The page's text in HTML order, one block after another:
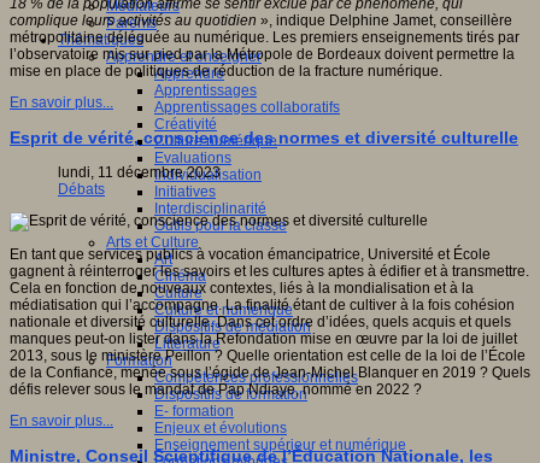
Médiateurs
Parents
Thématiques
Apprendre et enseigner
Apprendre
Apprentissages
Apprentissages collaboratifs
Créativité
Culture numérique
Evaluations
Individualisation
Initiatives
Interdisciplinarité
Outils pour la classe
Arts et Culture
Art
Cinéma
Culture
Culture et numérique
Dispositifs de médiation
Littérature
Formation
Compétences professionnelles
Dispositifs de formation
E- formation
Enjeux et évolutions
Enseignement supérieur et numérique
18 % de la population affirme se sentir exclue par ce phénomène, qui
complique leurs activités au quotidien », indique Delphine Jamet, conseillère
métropolitaine déléguée au numérique. Les premiers enseignements tirés par
l’observatoire mis sur pied par la Métropole de Bordeaux doivent permettre la
mise en place de politiques de réduction de la fracture numérique.
En savoir plus...
Esprit de vérité, conscience des normes et diversité culturelle
lundi, 11 décembre 2023
Débats
En tant que services publics à vocation émancipatrice, Université et École
gagnent à réinterroger les savoirs et les cultures aptes à édifier et à transmettre.
Cela en fonction de nouveaux contextes, liés à la mondialisation et à la
médiatisation qui l’accompagne. La finalité étant de cultiver à la fois cohésion
nationale et diversité culturelle. Dans cet ordre d’idées, quels acquis et quels
manques peut-on lister dans la Refondation mise en œuvre par la loi de juillet
2013, sous le ministère Peillon ? Quelle orientation est celle de la loi de l’École
de la Confiance, menée sous l’égide de Jean-Michel Blanquer en 2019 ? Quels
défis relever sous le mandat de Pap Ndiaye, nommé en 2022 ?
En savoir plus...
Ministre, Conseil Scientifique de l’Éducation Nationale, les